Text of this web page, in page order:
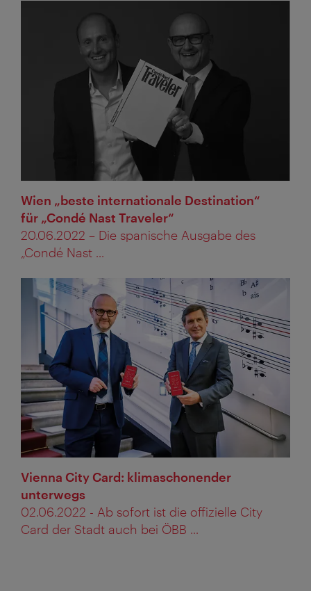
Wien „beste internationale Destination“
für „Condé Nast Traveler“
20.06.2022 – Die spanische Ausgabe des
„Condé Nast ...
Vienna City Card: klimaschonender
unterwegs
02.06.2022 - Ab sofort ist die offizielle City
Card der Stadt auch bei ÖBB ...